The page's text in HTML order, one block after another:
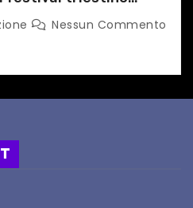
Nessun Commento